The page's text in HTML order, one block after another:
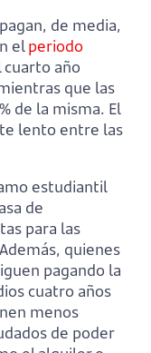
de media,
elperiodo
año
que las
de la misma. El
lento entre las
estudiantil
de
para las
quienes
pagando la
cuatro años
menos
de poder